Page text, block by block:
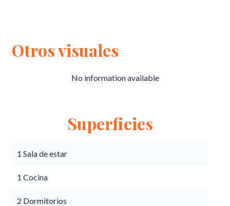
Otros visuales
No information available
Superficies
1 Sala de estar
1 Cocina
2 Dormitorios